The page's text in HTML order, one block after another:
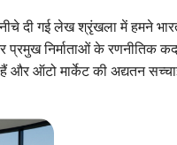
दी गई लेख श्रृंखला में हमने
प्रमुख निर्माताओं के
और ऑटो मार्केट की अद्यतन